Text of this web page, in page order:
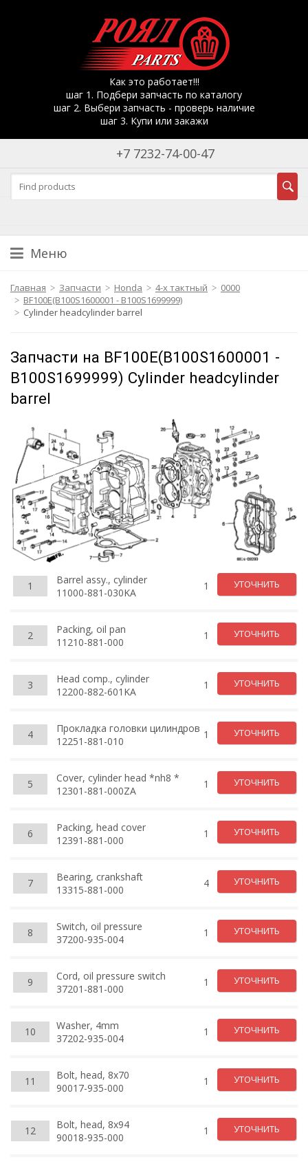
Как это работает!!!
шаг 1. Подбери запчасть по каталогу
шаг 2. Выбери запчасть - проверь наличие
шаг 3. Купи или закажи
+7 7232-74-00-47
Меню
Главная Запчасти Honda 4-х тактный
0000
BF100E(B100S1600001 - B100S1699999)
Cylinder headcylinder barrel
Запчасти на BF100E(B100S1600001 -
B100S1699999) Cylinder headcylinder
barrel
1
Barrel assy., cylinder
11000-881-030KA
1 УТОЧНИТЬ
2
Packing, oil pan
11210-881-000
1 УТОЧНИТЬ
3
Head comp., cylinder
12200-882-601KA
1 УТОЧНИТЬ
4
Прокладка головки цилиндров
12251-881-010
1 УТОЧНИТЬ
5
Cover, cylinder head *nh8 *
12301-881-000ZA
1 УТОЧНИТЬ
6
Packing, head cover
12391-881-000
1 УТОЧНИТЬ
7
Bearing, crankshaft
13315-881-000
4 УТОЧНИТЬ
8
Switch, oil pressure
37200-935-004
1 УТОЧНИТЬ
9
Cord, oil pressure switch
37201-881-000
1 УТОЧНИТЬ
10
Washer, 4mm
37202-935-004
1 УТОЧНИТЬ
11
Bolt, head, 8x70
90017-935-000
1 УТОЧНИТЬ
12
Bolt, head, 8x94
90018-935-000
1 УТОЧНИТЬ